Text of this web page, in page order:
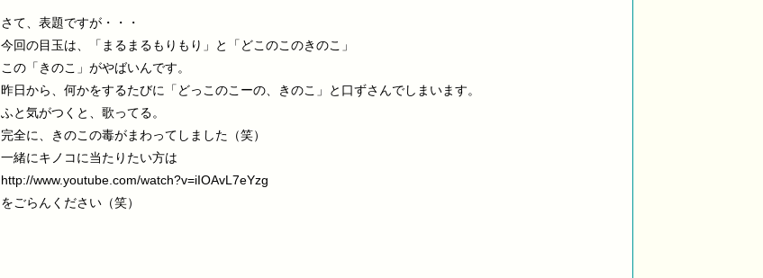
さて、表題ですが・・・
今回の目玉は、「まるまるもりもり」と「どこのこのきのこ」
この「きのこ」がやばいんです。
昨日から、何かをするたびに「どっこのこーの、きのこ」と口ずさんでしまいます。
ふと気がつくと、歌ってる。
完全に、きのこの毒がまわってしました（笑）
一緒にキノコに当たりたい方は
http://www.youtube.com/watch?v=iIOAvL7eYzg
をごらんください（笑）